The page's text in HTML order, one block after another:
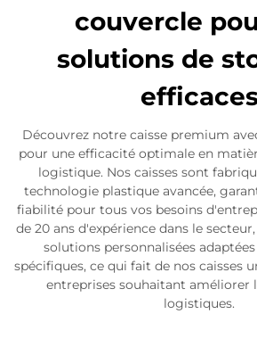
couvercle
solutions de
Découvrez notre caisse premium
pour une efficacité optimale en
logistique. Nos caisses sont
technologie plastique avancée,
fiabilité pour tous vos besoins
de 20 ans d'expérience dans le
solutions personnalisées
spécifiques, ce qui fait de nos caisses
entreprises souhaitant améliorer
logistiques.